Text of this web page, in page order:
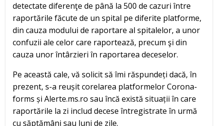
detectate diferenţe de până la 500 de cazuri între
raportările făcute de un spital pe diferite platforme,
din cauza modului de raportare al spitalelor, a unor
confuzii ale celor care raportează, precum şi din
cauza unor întârzieri în raportarea deceselor.
Pe această cale, vă solicit să îmi răspundeți dacă, în
prezent, s-a reușit corelarea platformelor Corona-
forms și Alerte.ms.ro sau încă există situații în care
raportările la zi includ decese întregistrate în urmă
cu săptămâni sau luni de zile.